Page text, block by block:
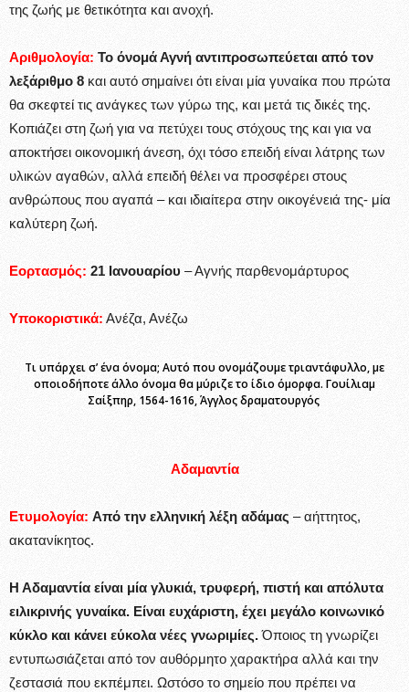
της ζωής με θετικότητα και ανοχή.
Αριθμολογία: Το όνομά Αγνή αντιπροσωπεύεται από τον
λεξάριθμο 8 και αυτό σημαίνει ότι είναι μία γυναίκα που πρώτα
θα σκεφτεί τις ανάγκες των γύρω της, και μετά τις δικές της.
Κοπιάζει στη ζωή για να πετύχει τους στόχους της και για να
αποκτήσει οικονομική άνεση, όχι τόσο επειδή είναι λάτρης των
υλικών αγαθών, αλλά επειδή θέλει να προσφέρει στους
ανθρώπους που αγαπά – και ιδιαίτερα στην οικογένειά της- μία
καλύτερη ζωή.
Εορτασμός: 21 Ιανουαρίου – Αγνής παρθενομάρτυρος
Υποκοριστικά: Ανέζα, Ανέζω
Τι υπάρχει σ’ ένα όνομα; Αυτό που ονομάζουμε τριαντάφυλλο, με
οποιοδήποτε άλλο όνομα θα μύριζε το ίδιο όμορφα. Γουίλιαμ
Σαίξπηρ, 1564-1616, Άγγλος δραματουργός
Αδαμαντία
Ετυμολογία: Από την ελληνική λέξη αδάμας – αήττητος,
ακατανίκητος.
Η Αδαμαντία είναι μία γλυκιά, τρυφερή, πιστή και απόλυτα
ειλικρινής γυναίκα. Είναι ευχάριστη, έχει μεγάλο κοινωνικό
κύκλο και κάνει εύκολα νέες γνωριμίες.Όποιος τη γνωρίζει
εντυπωσιάζεται από τον αυθόρμητο χαρακτήρα αλλά και την
ζεστασιά που εκπέμπει. Ωστόσο το σημείο που πρέπει να